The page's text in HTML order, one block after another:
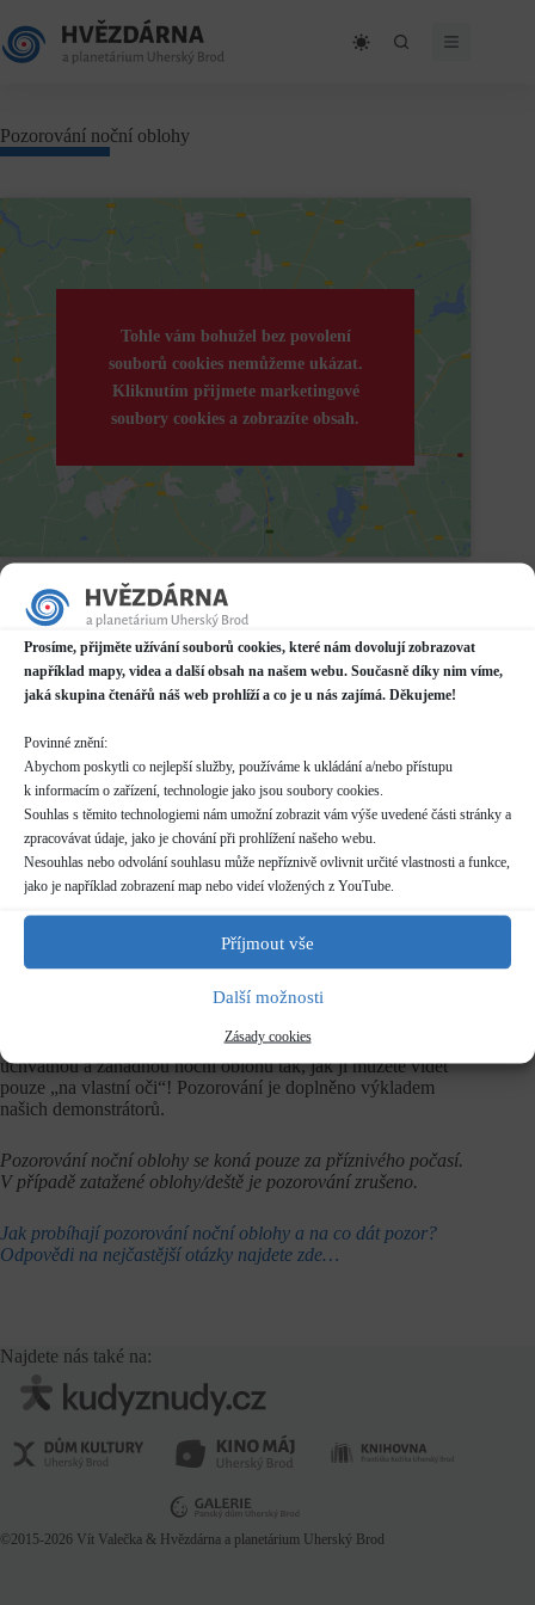
Prosíme, přijměte užívání souborů cookies, které nám dovolují zobrazovat
například mapy, videa a další obsah na našem webu. Současně díky nim víme,
jaká skupina čtenářů náš web prohlíží a co je u nás zajímá. Děkujeme!
Povinné znění:
Abychom poskytli co nejlepší služby, používáme k ukládání a/nebo přístupu
k informacím o zařízení, technologie jako jsou soubory cookies.
Souhlas s těmito technologiemi nám umožní zobrazit vám výše uvedené části stránky a
zpracovávat údaje, jako je chování při prohlížení našeho webu.
Nesouhlas nebo odvolání souhlasu může nepříznivě ovlivnit určité vlastnosti a funkce,
jako je například zobrazení map nebo videí vložených z YouTube.
Příjmout vše
Další možnosti
Zásady cookies
to
content
Pozorování noční oblohy
Tohle vám bohužel bez povolení
souborů cookies nemůžeme ukázat.
Kliknutím přijmete marketingové
soubory cookies a zobrazíte obsah.
Datum / čas
14.02.2025
18:00 - 21:00*
Místo konání
Hvězdárna
Další informace o dostupnosti a parkování
Kategorie
Pravidelné akce
Rezervace
nelze rezervovat
Vstupné
Copak je to támhle za hvězdu? Pojďte se s námi podívat na
úchvatnou a záhadnou noční oblohu tak, jak ji můžete vidět
pouze „na vlastní oči“! Pozorování je doplněno výkladem
našich demonstrátorů.
Pozorování noční oblohy se koná pouze za příznivého počasí.
V případě zatažené oblohy/deště je pozorování zrušeno.
Jak probíhají pozorování noční oblohy a na co dát pozor?
Odpovědi na nejčastější otázky najdete zde…
Najdete nás také na:
©2015-2026 Vít Valečka & Hvězdárna a planetárium Uherský Brod